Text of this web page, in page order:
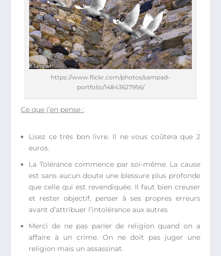
https://www.flickr.com/photos/sampad-
portfolio/14843627956/
Ce que j’en pense :
Lisez ce très bon livre. Il ne vous coûtera que 2
euros.
La Tolérance commence par soi-même. La cause
est sans aucun doute une blessure plus profonde
que celle qui est revendiquée. Il faut bien creuser
et rester objectif, penser à ses propres erreurs
avant d’attribuer l’intolérance aux autres
Merci de ne pas parler de religion quand on a
affaire à un crime. On ne doit pas juger une
religion mais un assassinat.